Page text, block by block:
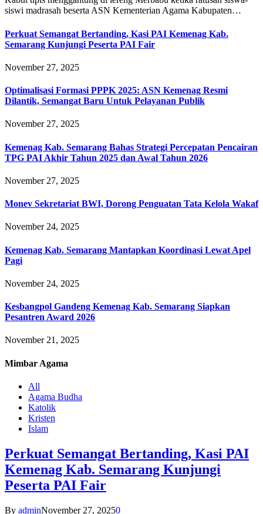
siswi madrasah beserta ASN Kementerian Agama Kabupaten…
Perkuat Semangat Bertanding, Kasi PAI Kemenag Kab.
Semarang Kunjungi Peserta PAI Fair
November 27, 2025
Optimalisasi Formasi PPPK 2025: ASN Kemenag Resmi
Dilantik, Semangat Baru Untuk Pelayanan Publik
November 27, 2025
Kemenag Kab. Semarang Bahas Strategi Percepatan Pencairan
TPG PAI Akhir Tahun 2025 dan Awal Tahun 2026
November 27, 2025
Monev Sekretariat BWI, Dorong Penguatan Tata Kelola Wakaf
November 24, 2025
Kemenag Kab. Semarang Mantapkan Koordinasi Lewat Apel
Pagi
November 24, 2025
Kesbangpol Gandeng Kemenag Kab. Semarang Siapkan
Pesantren Award 2026
November 21, 2025
Mimbar Agama
All
Agama Budha
Katolik
Kristen
Islam
Perkuat Semangat Bertanding, Kasi PAI
Kemenag Kab. Semarang Kunjungi
Peserta PAI Fair
By adminNovember 27, 20250